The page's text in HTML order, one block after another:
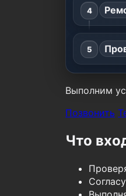
Выполним
Позвонить
Что